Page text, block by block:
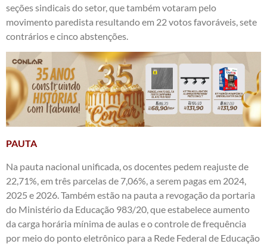
seções sindicais do setor, que também votaram pelo
movimento paredista resultando em 22 votos favoráveis, sete
contrários e cinco abstenções.
PAUTA
Na pauta nacional unificada, os docentes pedem reajuste de
22,71%, em três parcelas de 7,06%, a serem pagas em 2024,
2025 e 2026. Também estão na pauta a revogação da portaria
do Ministério da Educação 983/20, que estabelece aumento
da carga horária mínima de aulas e o controle de frequência
por meio do ponto eletrônico para a Rede Federal de Educação